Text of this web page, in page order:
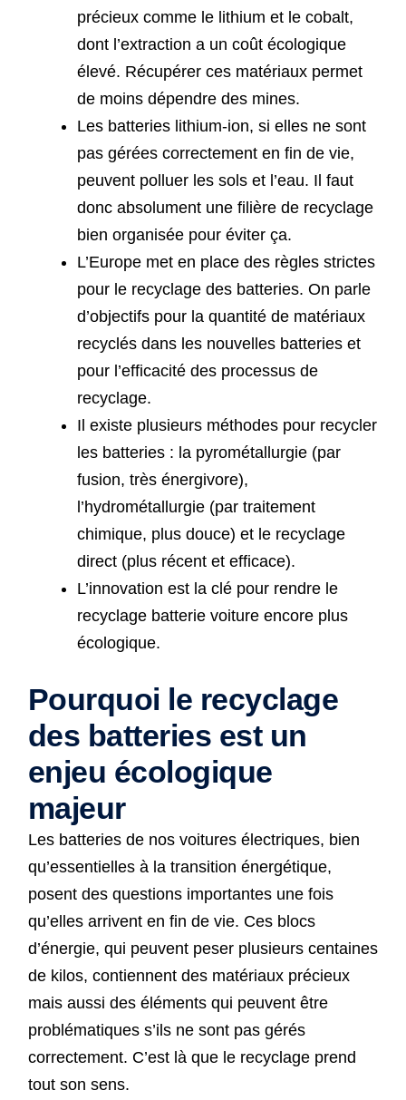
précieux comme le lithium et le cobalt,
dont l’extraction a un coût écologique
élevé. Récupérer ces matériaux permet
de moins dépendre des mines.
Les batteries lithium-ion, si elles ne sont
pas gérées correctement en fin de vie,
peuvent polluer les sols et l’eau. Il faut
donc absolument une filière de recyclage
bien organisée pour éviter ça.
L’Europe met en place des règles strictes
pour le recyclage des batteries. On parle
d’objectifs pour la quantité de matériaux
recyclés dans les nouvelles batteries et
pour l’efficacité des processus de
recyclage.
Il existe plusieurs méthodes pour recycler
les batteries : la pyrométallurgie (par
fusion, très énergivore),
l’hydrométallurgie (par traitement
chimique, plus douce) et le recyclage
direct (plus récent et efficace).
L’innovation est la clé pour rendre le
recyclage batterie voiture encore plus
écologique.
Pourquoi le recyclage
des batteries est un
enjeu écologique
majeur
Les batteries de nos voitures électriques, bien
qu’essentielles à la transition énergétique,
posent des questions importantes une fois
qu’elles arrivent en fin de vie. Ces blocs
d’énergie, qui peuvent peser plusieurs centaines
de kilos, contiennent des matériaux précieux
mais aussi des éléments qui peuvent être
problématiques s’ils ne sont pas gérés
correctement. C’est là que le recyclage prend
tout son sens.